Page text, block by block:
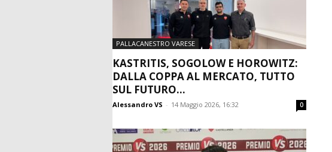
PALLACANESTRO VARESE
KASTRITIS, SOGOLOW E HOROWITZ:
DALLA COPPA AL MERCATO, TUTTO
SUL FUTURO...
Alessandro VS - 14 Maggio 2026, 16:32 0